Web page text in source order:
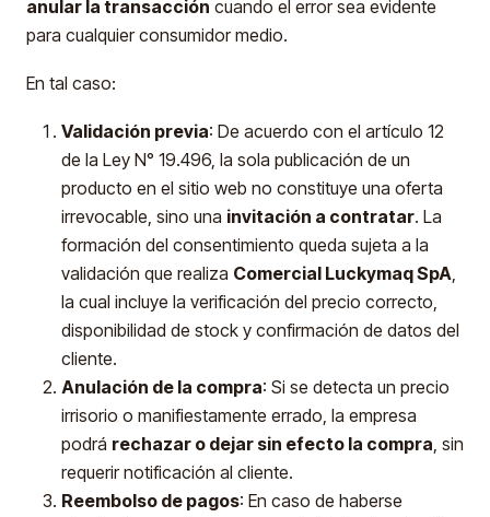
anular la transacción cuando el error sea evidente
para cualquier consumidor medio.
En tal caso:
Validación previa: De acuerdo con el artículo 12
de la Ley N° 19.496, la sola publicación de un
producto en el sitio web no constituye una oferta
irrevocable, sino una invitación a contratar. La
formación del consentimiento queda sujeta a la
validación que realiza Comercial Luckymaq SpA,
la cual incluye la verificación del precio correcto,
disponibilidad de stock y confirmación de datos del
cliente.
Anulación de la compra: Si se detecta un precio
irrisorio o manifiestamente errado, la empresa
podrá rechazar o dejar sin efecto la compra, sin
requerir notificación al cliente.
Reembolso de pagos: En caso de haberse